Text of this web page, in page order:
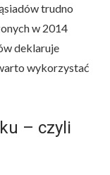
trudno
w 2014
deklaruje
wykorzystać
– czyli